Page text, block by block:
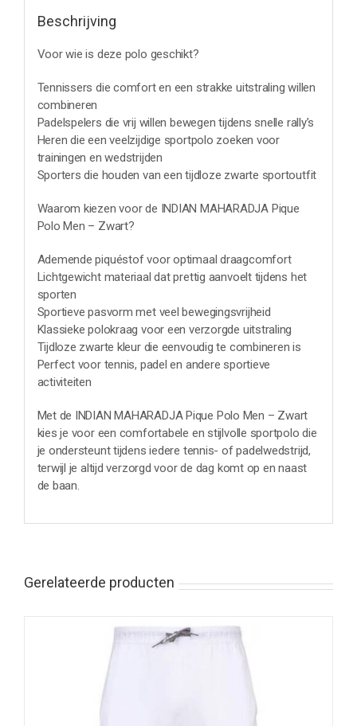
Beschrijving
Voor wie is deze polo geschikt?
Tennissers die comfort en een strakke uitstraling willen
combineren
Padelspelers die vrij willen bewegen tijdens snelle rally’s
Heren die een veelzijdige sportpolo zoeken voor
trainingen en wedstrijden
Sporters die houden van een tijdloze zwarte sportoutfit
Waarom kiezen voor de INDIAN MAHARADJA Pique
Polo Men – Zwart?
Ademende piquéstof voor optimaal draagcomfort
Lichtgewicht materiaal dat prettig aanvoelt tijdens het
sporten
Sportieve pasvorm met veel bewegingsvrijheid
Klassieke polokraag voor een verzorgde uitstraling
Tijdloze zwarte kleur die eenvoudig te combineren is
Perfect voor tennis, padel en andere sportieve
activiteiten
Met de INDIAN MAHARADJA Pique Polo Men – Zwart
kies je voor een comfortabele en stijlvolle sportpolo die
je ondersteunt tijdens iedere tennis- of padelwedstrijd,
terwijl je altijd verzorgd voor de dag komt op en naast
de baan.
Gerelateerde producten